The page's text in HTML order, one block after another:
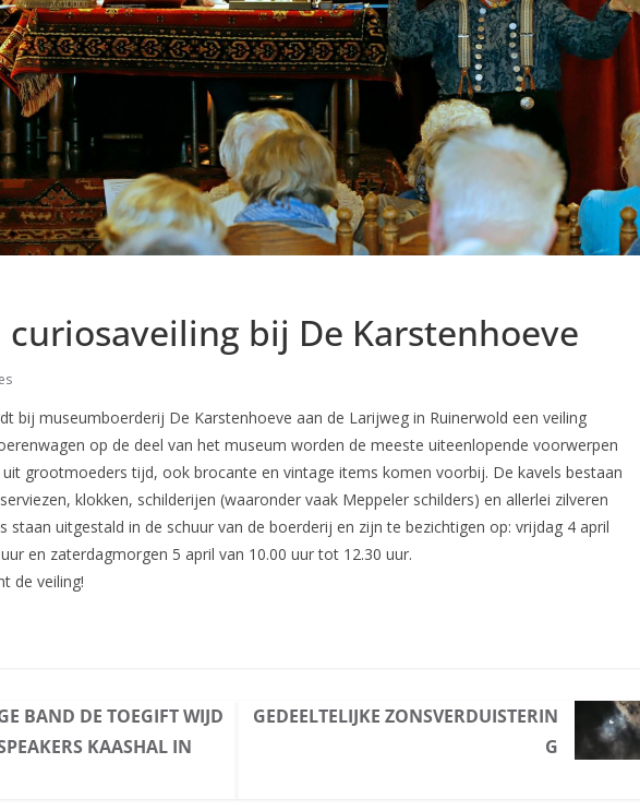
bij De Karstenhoeve
bij museumboerderij De Karstenhoeve aan de Larijweg in Ruinerwold een veiling
op de deel van het museum worden de meeste uiteenlopende voorwerpen
uit grootmoeders tijd, ook brocante en vintage items komen voorbij. De kavels bestaan
klokken, schilderijen (waaronder vaak Meppeler schilders) en allerlei zilveren
staan uitgestald in de schuur van de boerderij en zijn te bezichtigen op: vrijdag 4 april
en zaterdagmorgen 5 april van 10.00 uur tot 12.30 uur.
de veiling!
BAND DE TOEGIFT WIJD
KAASHAL IN
GEDEELTELIJKE ZONSVERDUISTERIN
G